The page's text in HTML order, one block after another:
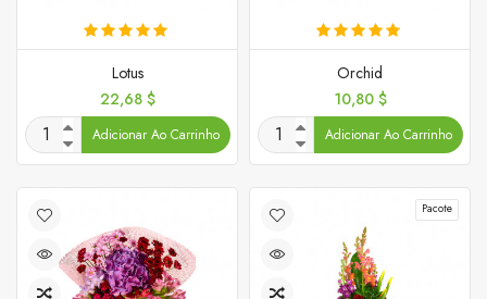
Lotus
Preço
22,68 $
Adicionar Ao Carrinho
Orchid
Preço
10,80 $
Adicionar Ao Carrinho
Pacote